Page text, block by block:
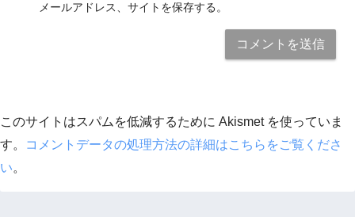
メールアドレス、サイトを保存する。
このサイトはスパムを低減するために Akismet を使っていま
す。
コメントデータの処理方法の詳細はこちらをご覧くださ
い。